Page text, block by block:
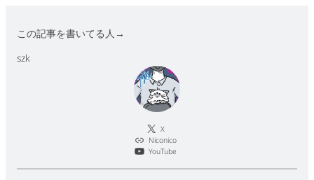
この記事を書いてる人→
szk
X
Niconico
YouTube